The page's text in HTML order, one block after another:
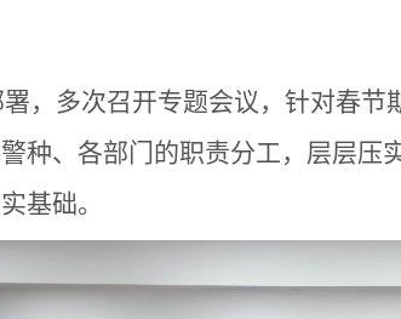
，多次召开专题会议，针对春
种、各部门的职责分工，层层
基础。